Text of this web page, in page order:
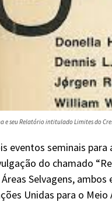
e seu Relatório intituladoLimites do
eventos seminais
do chamado
Selvagens,
Unidas para o